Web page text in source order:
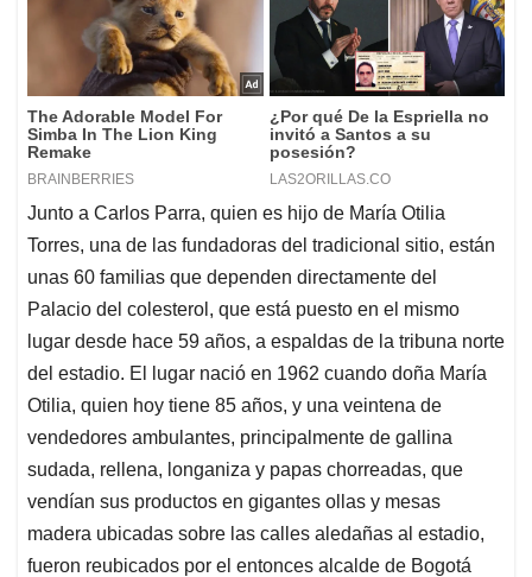
Junto a Carlos Parra, quien es hijo de María Otilia
Torres, una de las fundadoras del tradicional sitio, están
unas 60 familias que dependen directamente del
Palacio del colesterol, que está puesto en el mismo
lugar desde hace 59 años, a espaldas de la tribuna norte
del estadio. El lugar nació en 1962 cuando doña María
Otilia, quien hoy tiene 85 años, y una veintena de
vendedores ambulantes, principalmente de gallina
sudada, rellena, longaniza y papas chorreadas, que
vendían sus productos en gigantes ollas y mesas
madera ubicadas sobre las calles aledañas al estadio,
fueron reubicados por el entonces alcalde de Bogotá